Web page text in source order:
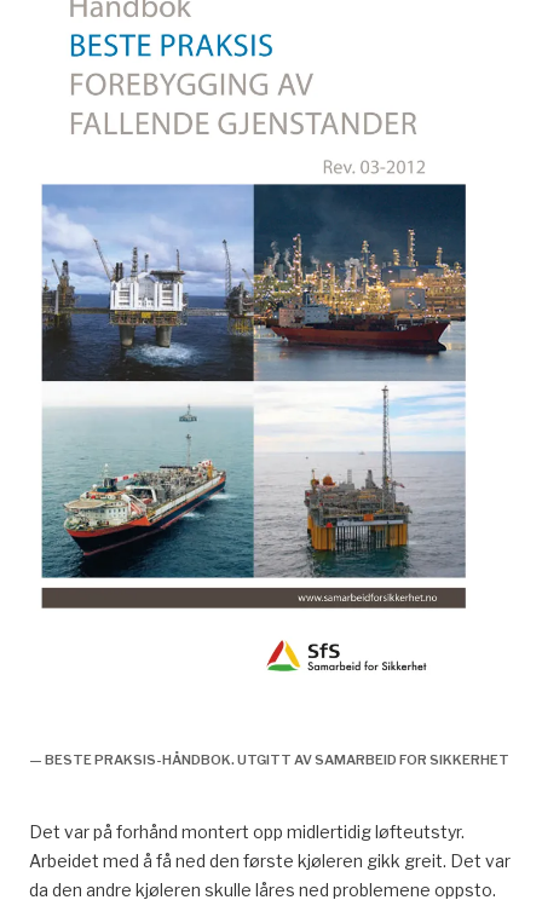
— BESTE PRAKSIS-HÅNDBOK. UTGITT AV SAMARBEID FOR SIKKERHET
Det var på forhånd montert opp midlertidig løfteutstyr.
Arbeidet med å få ned den første kjøleren gikk greit. Det var
da den andre kjøleren skulle låres ned problemene oppsto.